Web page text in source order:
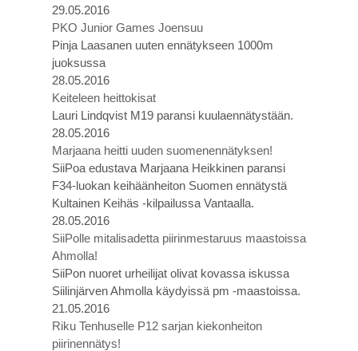
29.05.2016
PKO Junior Games Joensuu
Pinja Laasanen uuten ennätykseen 1000m
juoksussa
28.05.2016
Keiteleen heittokisat
Lauri Lindqvist M19 paransi kuulaennätystään.
28.05.2016
Marjaana heitti uuden suomenennätyksen!
SiiPoa edustava Marjaana Heikkinen paransi
F34-luokan keihäänheiton Suomen ennätystä
Kultainen Keihäs -kilpailussa Vantaalla.
28.05.2016
SiiPolle mitalisadetta piirinmestaruus maastoissa
Ahmolla!
SiiPon nuoret urheilijat olivat kovassa iskussa
Siilinjärven Ahmolla käydyissä pm -maastoissa.
21.05.2016
Riku Tenhuselle P12 sarjan kiekonheiton
piirinennätys!